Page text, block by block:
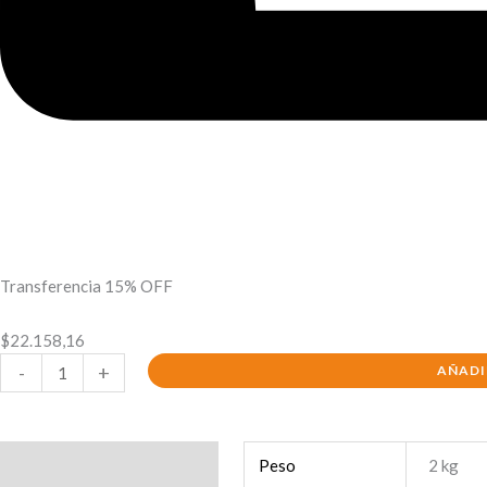
Transferencia 15% OFF
$22.158,16
- +
Peso 2 kg